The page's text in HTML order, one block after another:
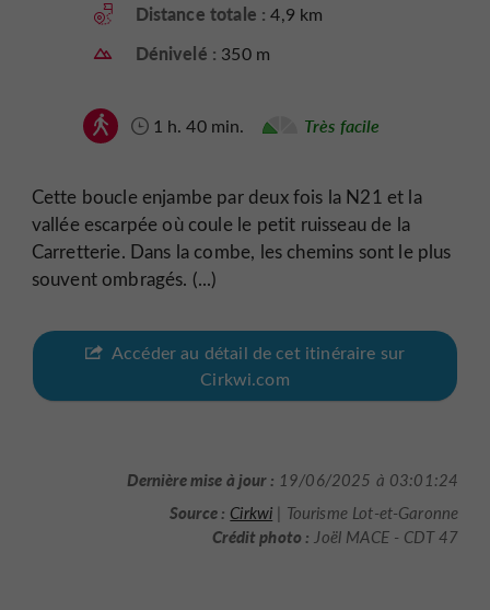
Distance totale :4,9 km
Dénivelé : 350 m
1 h. 40 min. Très facile
Cette boucle enjambe par deux fois la N21 et la
vallée escarpée où coule le petit ruisseau de la
Carretterie. Dans la combe, les chemins sont le plus
souvent ombragés. (...)
Accéder au détail de cet itinéraire sur
Cirkwi.com
Dernière mise à jour : 19/06/2025 à 03:01:24
Source : Cirkwi | Tourisme Lot-et-Garonne
Crédit photo : Joël MACE - CDT 47